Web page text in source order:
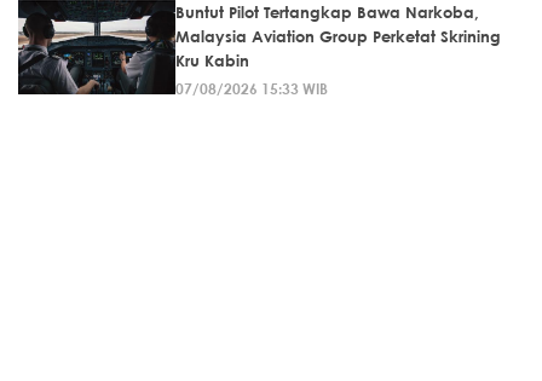
Buntut Pilot Tertangkap Bawa Narkoba,
Malaysia Aviation Group Perketat Skrining
Kru Kabin
07/08/2026 15:33 WIB